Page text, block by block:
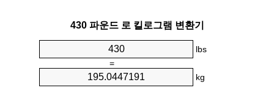
430 파운드 로 킬로그램 변환기
lbs
=
kg